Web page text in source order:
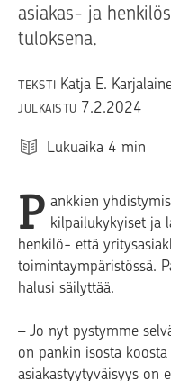
asiakas- ja
tuloksena.
TEKSTI Katja E.
JULKAISTU 7.2.2024
Lukuaika 4 min
P ankkien
kilpailukykyiset ja
henkilö- että
toimintaympäristössä.
halusi säilyttää.
– Jo nyt pystymme
on pankin isosta
asiakastyytyväisyys on